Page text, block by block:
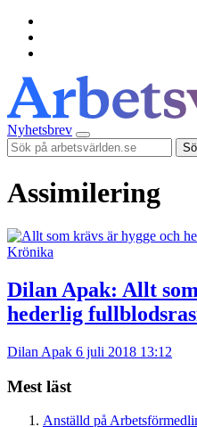
Nyhetsbrev
Assimilering
Krönika
Dilan Apak: Allt
hederlig
Dilan Apak 6 juli 2018 13:12
Mest läst
Anställd på